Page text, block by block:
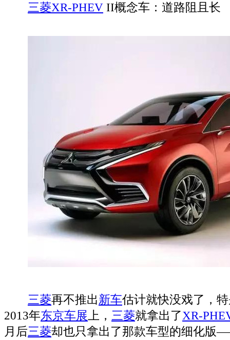
三菱XR-PHEV II概念车：道路阻且长
三菱再不推出新车估计就快没戏了，
2013年东京车展上， 三菱就拿出了XR-
月后三菱却也只拿出了那款车型的细化版